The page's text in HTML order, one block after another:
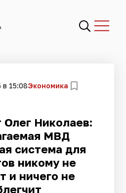
в 15:08Экономика
Николаев:
МВД
система для
никому не
и ничего не